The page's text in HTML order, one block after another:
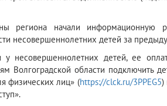
региона начали информационную
несовершеннолетних детей за
у несовершеннолетних детей, ее
Волгоградской области подключить
физических лиц» (https://clck.ru/3PPEG5)